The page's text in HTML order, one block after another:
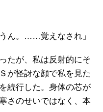
ん。……覚えなされ」
たが、私は反射的にそ
が怪訝な顔で私を見た
続行した。身体の芯が
さのせいではなく、本